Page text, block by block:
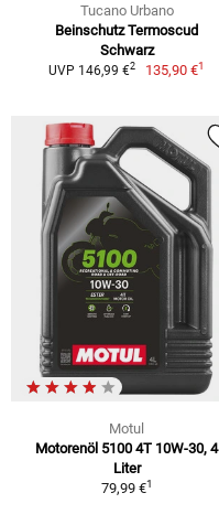
Tucano Urbano
Beinschutz Termoscud
Schwarz
UVP 146,99 €2 135,90 €1
Motul
Motorenöl 5100 4T 10W-30, 4
Liter
79,99 €1